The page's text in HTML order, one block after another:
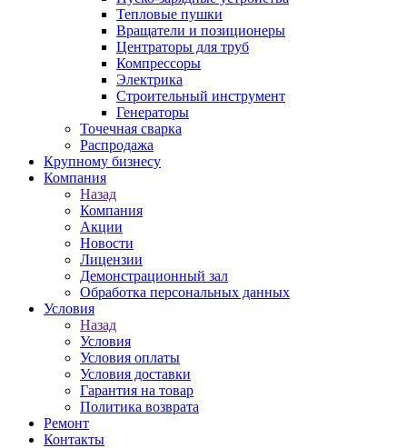
Тепловые пушки
Вращатели и позиционеры
Центраторы для труб
Компрессоры
Электрика
Строительный инструмент
Генераторы
Точечная сварка
Распродажа
Крупному бизнесу
Компания
Назад
Компания
Акции
Новости
Лицензии
Демонстрационный зал
Обработка персональных данных
Условия
Назад
Условия
Условия оплаты
Условия доставки
Гарантия на товар
Политика возврата
Ремонт
Контакты